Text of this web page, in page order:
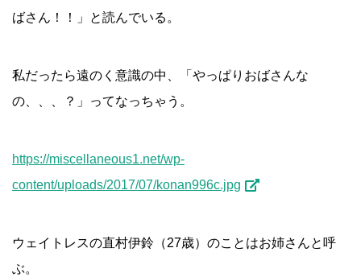
ばさん！！」と読んでいる。
私だったら遠のく意識の中、「やっぱりおばさんな
の、、、？」ってなっちゃう。
https://miscellaneous1.net/wp-
content/uploads/2017/07/konan996c.jpg
ウェイトレスの直村伊鈴（27歳）のことはお姉さんと呼
ぶ。